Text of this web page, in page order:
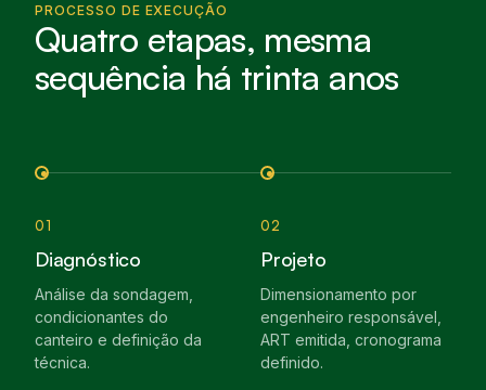
PROCESSO DE EXECUÇÃO
Quatro etapas, mesma
sequência há trinta anos
01
Diagnóstico
Análise da sondagem,
condicionantes do
canteiro e definição da
técnica.
02
Projeto
Dimensionamento por
engenheiro responsável,
ART emitida, cronograma
definido.